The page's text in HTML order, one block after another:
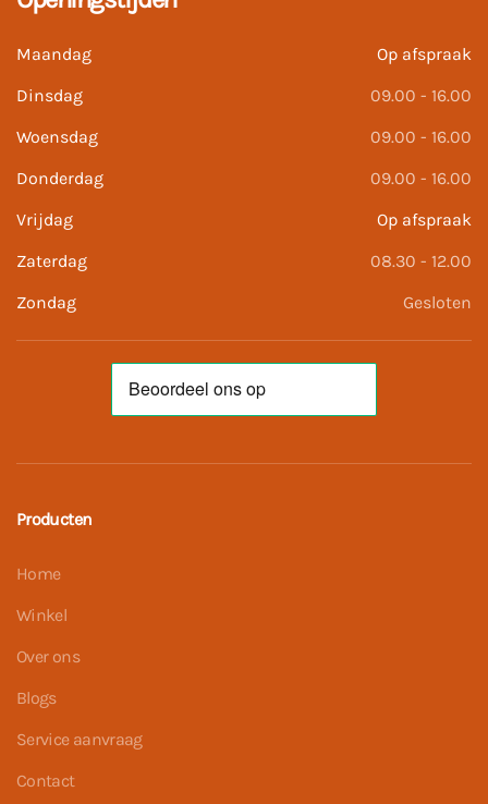
Maandag
Op afspraak
Dinsdag
09.00 - 16.00
Woensdag
09.00 - 16.00
Donderdag
09.00 - 16.00
Vrijdag
Op afspraak
Zaterdag
08.30 - 12.00
Zondag
Gesloten
Producten
Home
Winkel
Over ons
Blogs
Service aanvraag
Contact